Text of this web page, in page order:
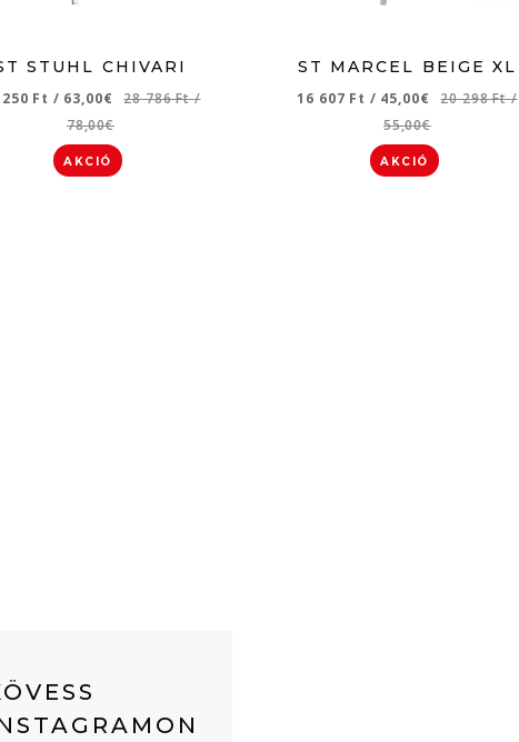
STUHL CHIVARI
Ft / 63,00€ 28 786 Ft/
78,00€
AKCIÓ
ST MARCEL BEIGE XL
16 607 Ft / 45,00€ 20 298 Ft/
55,00€
AKCIÓ